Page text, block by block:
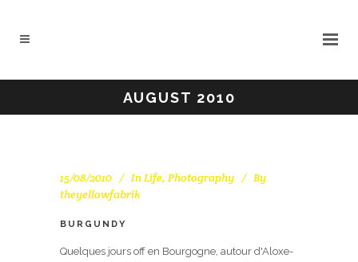
AUGUST 2010
15/08/2010 InLife, Photography
By
theyellowfabrik
BURGUNDY
Quelques jours off en Bourgogne, autour d'Aloxe-